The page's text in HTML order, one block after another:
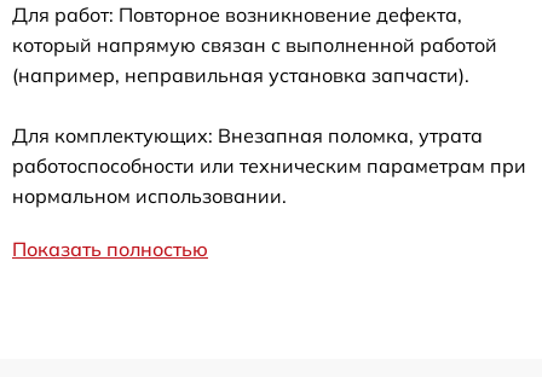
Для работ: Повторное возникновение дефекта,
который напрямую связан с выполненной работой
(например, неправильная установка запчасти).
Для комплектующих: Внезапная поломка, утрата
работоспособности или техническим параметрам при
нормальном использовании.
Показать полностью